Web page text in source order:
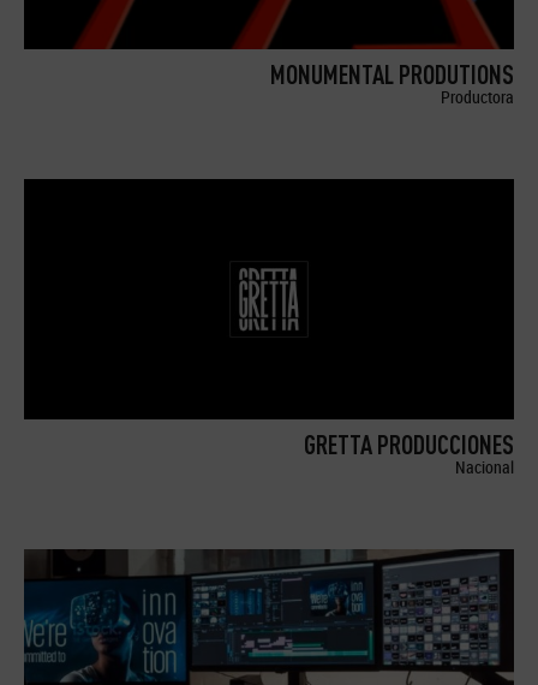
MONUMENTAL PRODUTIONS
Productora
GRETTA PRODUCCIONES
Nacional